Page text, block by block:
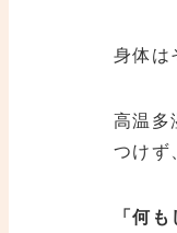
身体は
高温多
つけず
「何